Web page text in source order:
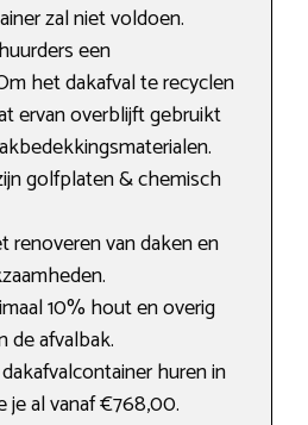
zal niet voldoen.
een
het dakafval te recyclen
ervan overblijft gebruikt
golfplaten & chemisch
renoveren van daken en
10% hout en overig
de afvalbak.
huren in
je al vanaf €768,00.